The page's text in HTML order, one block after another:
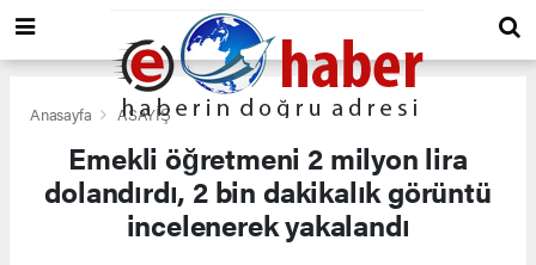
Anasayfa ASAYİŞ
Emekli öğretmeni 2 milyon lira
dolandırdı, 2 bin dakikalık görüntü
incelenerek yakalandı